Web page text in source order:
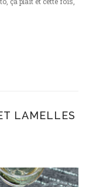
LAMELLES